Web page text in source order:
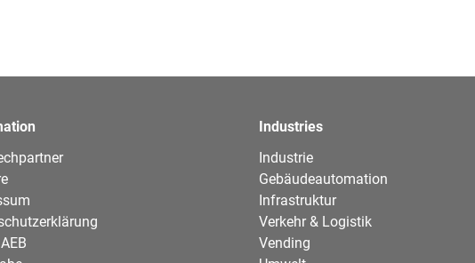
Industries
Industrie
Gebäudeautomation
Infrastruktur
Verkehr & Logistik
Vending